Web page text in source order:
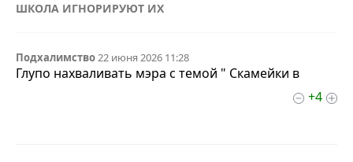
ШКОЛА ИГНОРИРУЮТ ИХ
Подхалимство22 июня 2026 11:28
Глупо нахваливать мэра с темой " Скамейки в
+4